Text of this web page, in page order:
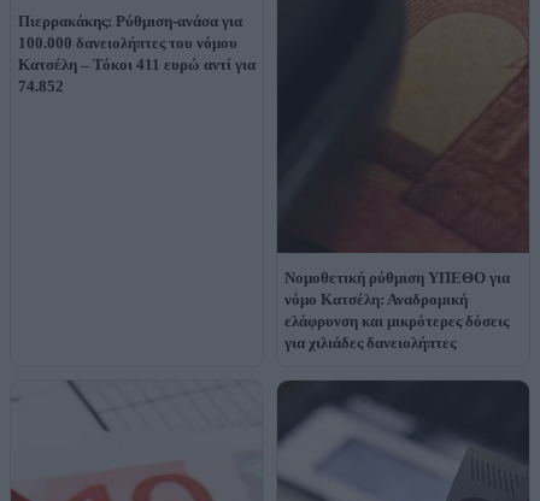
Πιερρακάκης: Ρύθμιση-ανάσα για
100.000 δανειολήπτες του νόμου
Κατσέλη – Τόκοι 411 ευρώ αντί για
74.852
Νομοθετική ρύθμιση ΥΠΕΘΟ για
νόμο Κατσέλη: Αναδρομική
ελάφρυνση και μικρότερες δόσεις
για χιλιάδες δανειολήπτες